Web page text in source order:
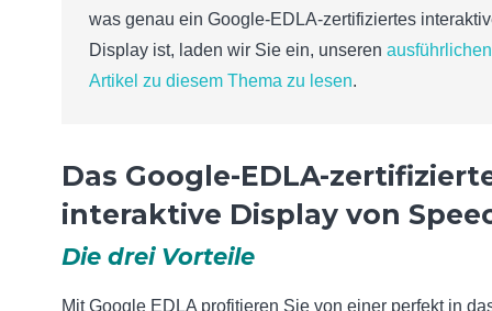
was genau ein Google-EDLA-zertifiziertes
Display ist, laden wir Sie ein, unseren ausführlichen
Artikel zu diesem Thema zu lesen.
Das Google-EDLA-
interaktive Display von
Die drei Vorteile
Mit Google EDLA profitieren Sie von einer perfekt in